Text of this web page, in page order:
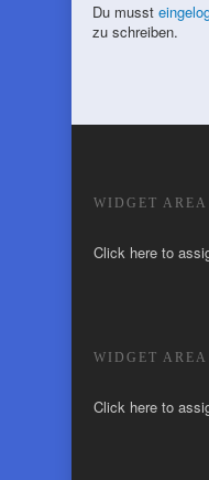
Du musst
zu schreiben.
WIDGET AREA
Click here to
WIDGET AREA
Click here to